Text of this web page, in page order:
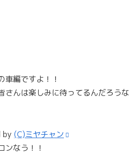
車編ですよ！！
さんは楽しみに待ってるんだろうな
by (C)ミヤチャン
ンなう！！